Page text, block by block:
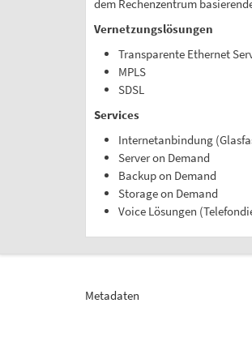
dem Rechenzentrum
Vernetzungslösungen
Transparente Ethernet
MPLS
SDSL
Services
Internetanbindung
Server on Demand
Backup on Demand
Storage on Demand
Voice Lösungen
Metadaten